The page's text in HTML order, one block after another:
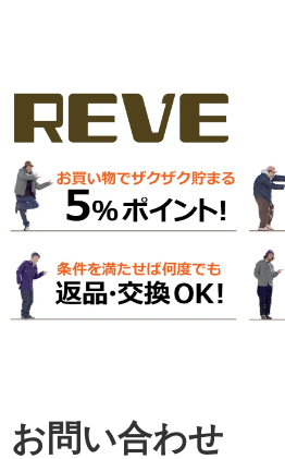
お問い合わせ